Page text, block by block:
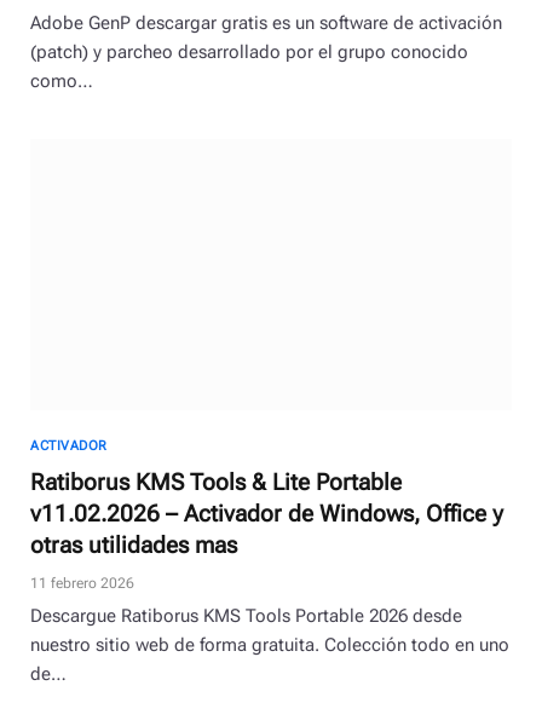
Adobe GenP descargar gratis es un software de activación
(patch) y parcheo desarrollado por el grupo conocido
como…
ACTIVADOR
Ratiborus KMS Tools & Lite Portable
v11.02.2026 – Activador de Windows, Office y
otras utilidades mas
11 febrero 2026
Descargue Ratiborus KMS Tools Portable 2026 desde
nuestro sitio web de forma gratuita. Colección todo en uno
de…